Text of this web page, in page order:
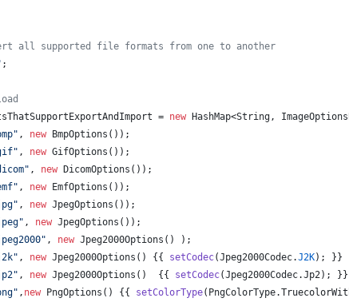
all supported file formats from one to another
;
= new HashMap<String,
, new BmpOptions ());
, new GifOptions ());
, new DicomOptions ());
, new EmfOptions ());
, new JpegOptions ());
, new JpegOptions ());
, new Jpeg2000Options () );
, new Jpeg2000Options () {{ setCodec(Jpeg2000Codec.J2K); }}
, new Jpeg2000Options ()  {{ setCodec(Jpeg2000Codec.Jp2);
, new PngOptions () {{ setColorType( PngColorType.